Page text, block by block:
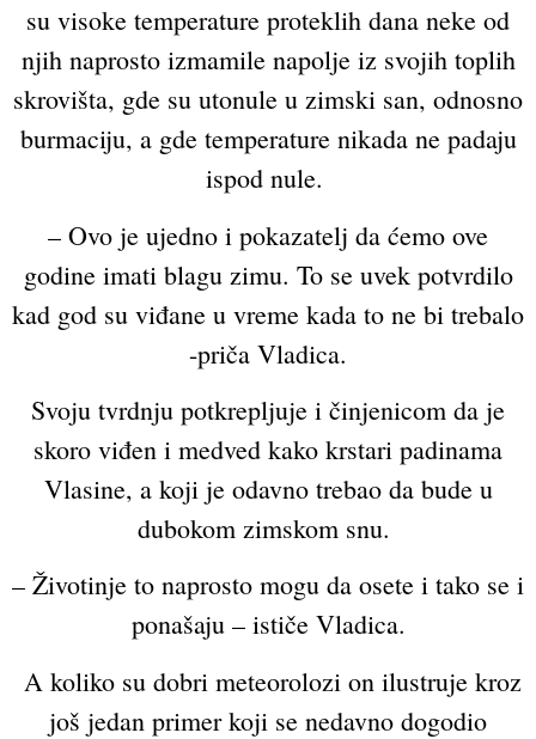
su visoke temperature proteklih dana neke od
njih naprosto izmamile napolje iz svojih toplih
skrovišta, gde su utonule u zimski san, odnosno
burmaciju, a gde temperature nikada ne padaju
ispod nule.
– Ovo je ujedno i pokazatelj da ćemo ove
godine imati blagu zimu. To se uvek potvrdilo
kad god su viđane u vreme kada to ne bi trebalo
-priča Vladica.
Svoju tvrdnju potkrepljuje i činjenicom da je
skoro viđen i medved kako krstari padinama
Vlasine, a koji je odavno trebao da bude u
dubokom zimskom snu.
– Životinje to naprosto mogu da osete i tako se i
ponašaju – ističe Vladica.
A koliko su dobri meteorolozi on ilustruje kroz
još jedan primer koji se nedavno dogodio